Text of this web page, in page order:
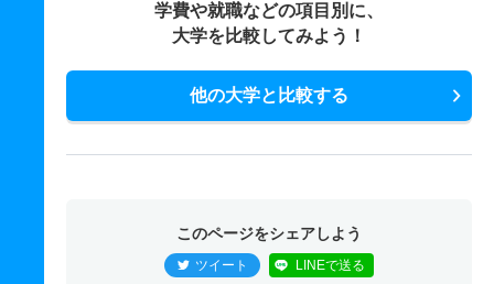
学費や就職などの項目別に、
大学を比較してみよう！
他の大学と比較する
このページをシェアしよう
ツイート LINEで送る